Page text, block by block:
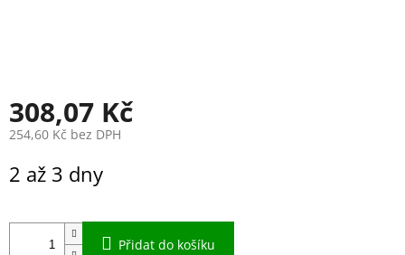
308,07 Kč
254,60 Kč bez DPH
cena:
2 až 3 dny
Přidat do košíku